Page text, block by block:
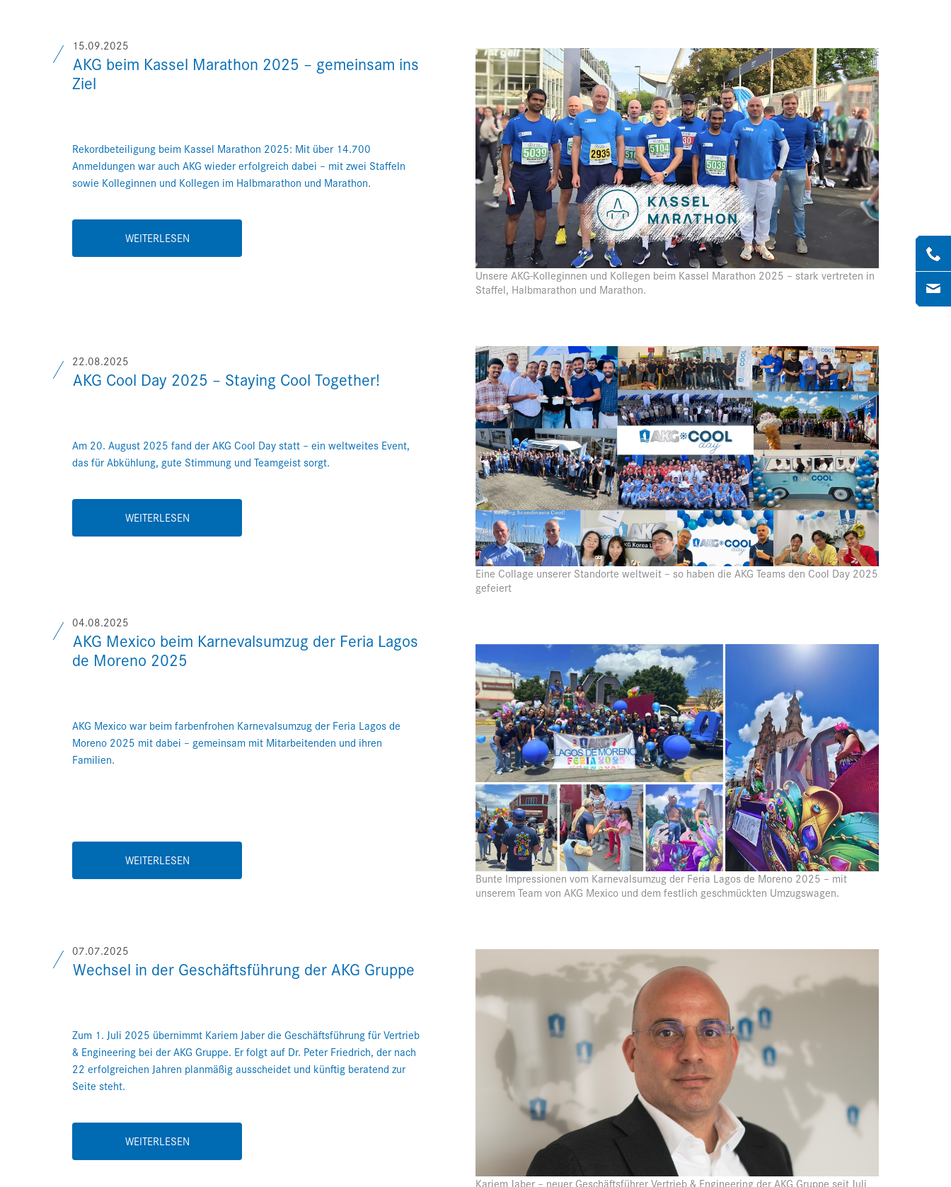
15.09.2025
AKG beim Kassel Marathon 2025 – gemeinsam ins
Ziel
Rekordbeteiligung beim Kassel Marathon 2025: Mit über 14.700
Anmeldungen war auch AKG wieder erfolgreich dabei – mit zwei Staffeln
sowie Kolleginnen und Kollegen im Halbmarathon und Marathon.
WEITERLESEN
Unsere AKG-Kolleginnen und Kollegen beim Kassel Marathon 2025 – stark vertreten in
Staffel, Halbmarathon und Marathon.
22.08.2025
AKG Cool Day 2025 – Staying Cool Together!
Am 20. August 2025 fand der AKG Cool Day statt – ein weltweites Event,
das für Abkühlung, gute Stimmung und Teamgeist sorgt.
WEITERLESEN
Eine Collage unserer Standorte weltweit – so haben die AKG Teams den Cool Day 2025
gefeiert
04.08.2025
AKG Mexico beim Karnevalsumzug der Feria Lagos
de Moreno 2025
AKG Mexico war beim farbenfrohen Karnevalsumzug der Feria Lagos de
Moreno 2025 mit dabei – gemeinsam mit Mitarbeitenden und ihren
Familien.
WEITERLESEN
Bunte Impressionen vom Karnevalsumzug der Feria Lagos de Moreno 2025 – mit
unserem Team von AKG Mexico und dem festlich geschmückten Umzugswagen.
07.07.2025
Wechsel in der Geschäftsführung der AKG Gruppe
Zum 1. Juli 2025 übernimmt Kariem Jaber die Geschäftsführung für Vertrieb
& Engineering bei der AKG Gruppe. Er folgt auf Dr. Peter Friedrich, der nach
22 erfolgreichen Jahren planmäßig ausscheidet und künftig beratend zur
Seite steht.
WEITERLESEN
Kariem Jaber – neuer Geschäftsführer Vertrieb & Engineering der AKG Gruppe seit Juli